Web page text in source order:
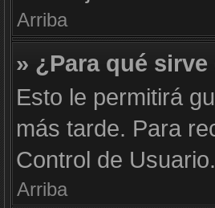
Arriba
» ¿Para qué
Esto le permitirá
más tarde. Para
Control de Usuario.
Arriba